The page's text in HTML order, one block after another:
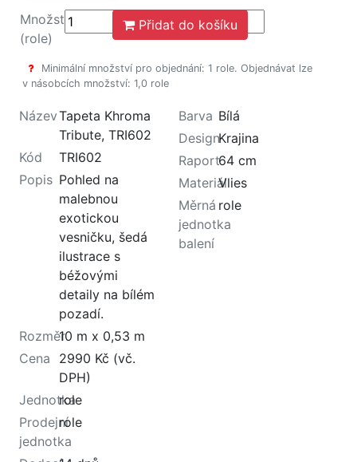
Množství
(role)
Přidat do košíku
Minimální množství pro objednání: 1 role. Objednávat lze
v násobcích množství: 1,0 role
NázevTapeta Khroma
Tribute, TRI602
Kód
TRI602
Popis Pohled na
malebnou
exotickou
vesničku, šedá
ilustrace s
béžovými
detaily na bílém
pozadí.
Rozměr10 m x 0,53 m
Cena
2990 Kč (vč.
DPH)
Jednotka
role
Prodejní
jednotka
role
Barva Bílá
DesignKrajina
Raport64 cm
MateriálVlies
Měrná
jednotka
balení
role